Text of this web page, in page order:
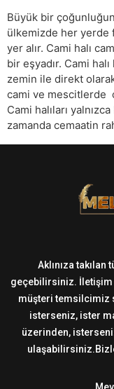
Büyük bir
ülkemizde her yerde
yer alır. Cami halı
bir eşyadır. Cami
zemin ile direkt
cami ve mescitlerde
Cami halıları
zamanda cemaatin
Aklınıza
geçebilirsiniz. İletişim
müşteri temsilcimiz
isterseniz, ister
üzerinden,